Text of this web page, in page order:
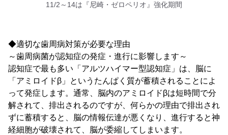
11/2～14は『尼崎・ゼロペリオ』強化期間
◆適切な歯周病対策が必要な理由
～歯周病菌が認知症の発症・進行に影響します～
認知症で最も多い「アルツハイマー型認知症」は、脳に
「アミロイドβ」というたんぱく質が蓄積されることによ
って発症します。通常、脳内のアミロイドβは短時間で分
解されて、排出されるのですが、何らかの理由で排出され
ずに蓄積すると、脳の情報伝達が悪くなり、進行すると神
経細胞が破壊されて、脳が委縮してしまいます。